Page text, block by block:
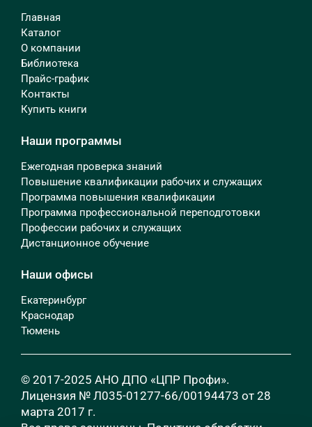
Главная
Каталог
О компании
Библиотека
Прайс-график
Контакты
Купить книги
Наши программы
Ежегодная проверка знаний
Повышение квалификации рабочих и служащих
Программа повышения квалификации
Программа профессиональной переподготовки
Профессии рабочих и служащих
Дистанционное обучение
Наши офисы
Екатеринбург
Краснодар
Тюмень
© 2017-2025 АНО ДПО «ЦПР Профи».
Лицензия № Л035-01277-66/00194473 от 28
марта 2017 г.